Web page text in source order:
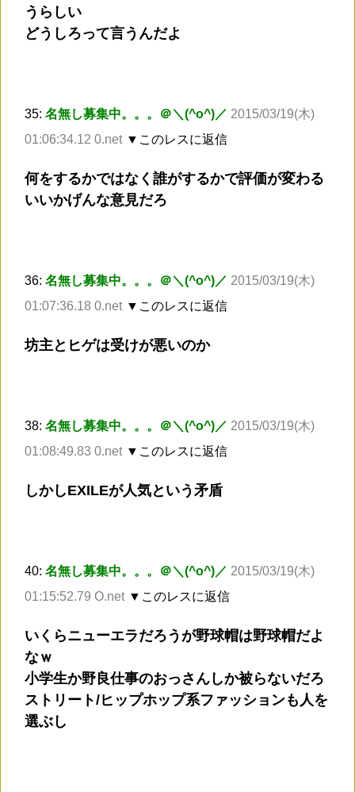
うらしい
どうしろって言うんだよ
35: 名無し募集中。。。＠＼(^o^)／ 2015/03/19(木)
01:06:34.12 0.net ▼このレスに返信
何をするかではなく誰がするかで評価が変わる
いいかげんな意見だろ
36: 名無し募集中。。。＠＼(^o^)／ 2015/03/19(木)
01:07:36.18 0.net ▼このレスに返信
坊主とヒゲは受けが悪いのか
38: 名無し募集中。。。＠＼(^o^)／ 2015/03/19(木)
01:08:49.83 0.net ▼このレスに返信
しかしEXILEが人気という矛盾
40: 名無し募集中。。。＠＼(^o^)／ 2015/03/19(木)
01:15:52.79 O.net ▼このレスに返信
いくらニューエラだろうが野球帽は野球帽だよ
なｗ
小学生か野良仕事のおっさんしか被らないだろ
ストリート/ヒップホップ系ファッションも人を
選ぶし